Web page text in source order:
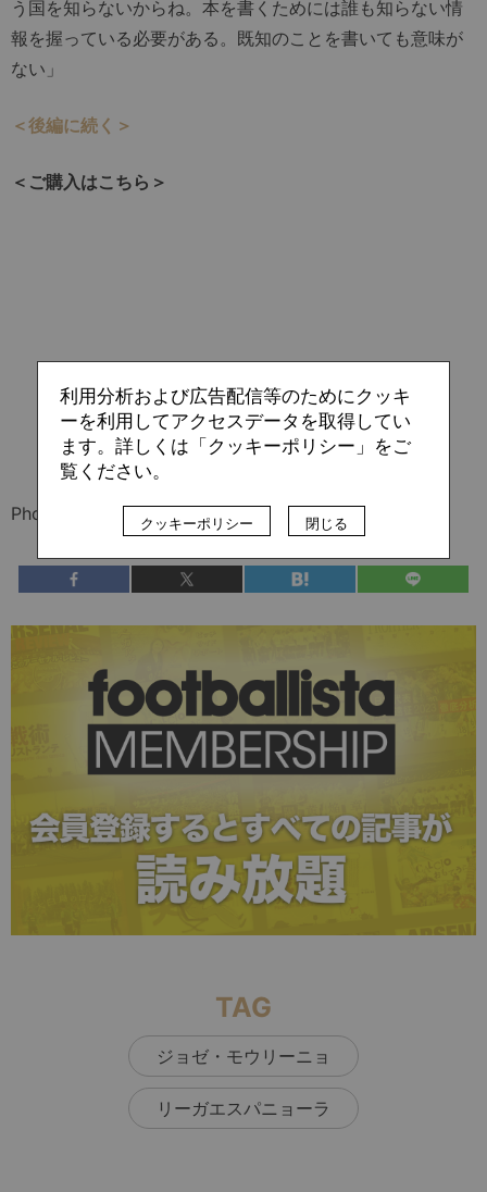
う国を知らないからね。本を書くためには誰も知らない情
報を握っている必要がある。既知のことを書いても意味が
ない」
＜後編に続く＞
＜ご購入はこちら＞
Photo: MutsuKAWAMORI/MutsuFOTOGRAFIA
TAG
ジョゼ・モウリーニョ
リーガエスパニョーラ
利用分析および広告配信等のためにクッキ
ーを利用してアクセスデータを取得してい
ます。詳しくは「クッキーポリシー」をご
覧ください。
クッキーポリシー 閉じる